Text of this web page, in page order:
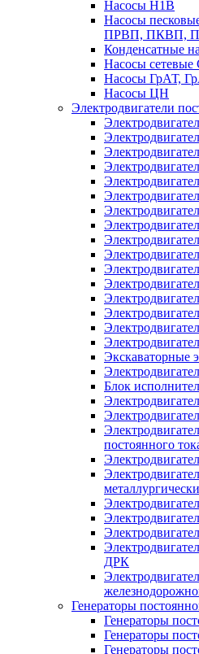
Насосы Н1В
Насосы
ПРВП, ПКВП,
Конденсатные
Насосы сетевые
Насосы ГрАТ,
Насосы ЦН
Электродвигатели
Экскаваторные
Блок
постоянного
ДРК
Генераторы
Генераторы
Генераторы
Генераторы